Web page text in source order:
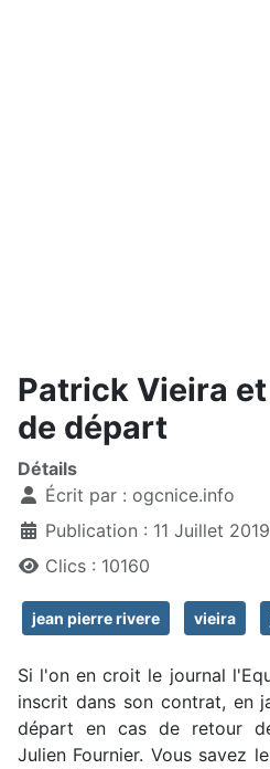
Patrick Vieira
de départ
Détails
Écrit par : ogcnice.info
Publication : 11 Juillet 2019
Clics : 10160
jean pierre rivere vieira
Si l'on en croit le journal
inscrit dans son contrat, en
départ en cas de retour
Julien Fournier. Vous savez